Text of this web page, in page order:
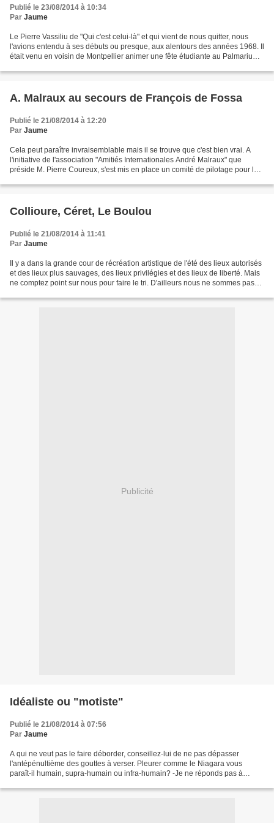
Publié le 23/08/2014 à 10:34
Par Jaume
Le Pierre Vassiliu de "Qui c'est celui-là" et qui vient de nous quitter, nous
l'avions entendu à ses débuts ou presque, aux alentours des années 1968. Il
était venu en voisin de Montpellier animer une fête étudiante au Palmarium
A. Malraux au secours de François de Fossa
Publié le 21/08/2014 à 12:20
Par Jaume
Cela peut paraître invraisemblable mais il se trouve que c'est bien vrai. A
l'initiative de l'association "Amitiés Internationales André Malraux" que
préside M. Pierre Coureux, s'est mis en place un comité de pilotage pour la
Collioure, Céret, Le Boulou
Publié le 21/08/2014 à 11:41
Par Jaume
Il y a dans la grande cour de récréation artistique de l'été des lieux autorisés
et des lieux plus sauvages, des lieux privilégies et des lieux de liberté. Mais
ne comptez point sur nous pour faire le tri. D'ailleurs nous ne sommes pas
Publicité
Idéaliste ou "motiste"
Publié le 21/08/2014 à 07:56
Par Jaume
A qui ne veut pas le faire déborder, conseillez-lui de ne pas dépasser
l'antépénultième des gouttes à verser. Pleurer comme le Niagara vous
paraît-il humain, supra-humain ou infra-humain? -Je ne réponds pas à